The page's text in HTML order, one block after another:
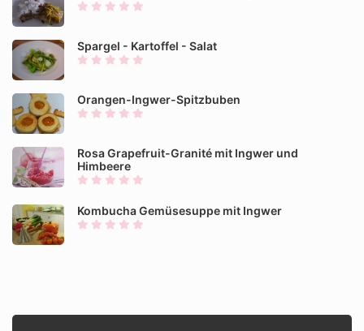
Spargel - Kartoffel - Salat
Orangen-Ingwer-Spitzbuben
Rosa Grapefruit-Granité mit Ingwer und
Himbeere
Kombucha Gemüsesuppe mit Ingwer